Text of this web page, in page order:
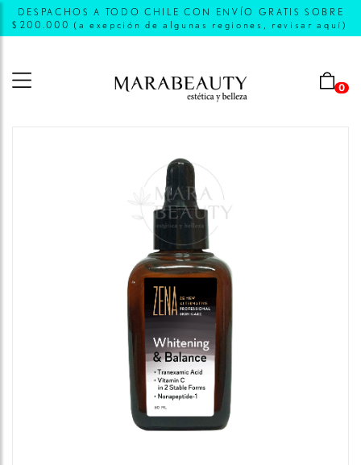
DESPACHOS A TODO CHILE CON ENVÍO GRATIS SOBRE
$200.000 (a exepción de algunas regiones, revisar aquí)
0